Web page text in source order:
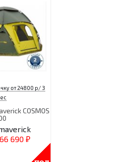
от 24800 р/ 3
COSMOS
66 690 ₽